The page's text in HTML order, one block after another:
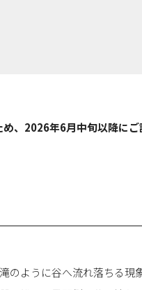
、2026年6月中旬以降にご
ように谷へ流れ落ちる現